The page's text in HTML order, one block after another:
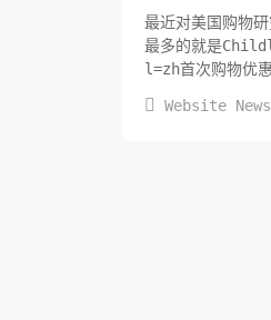
最近对美国购物
最多的就是
l=zh首次购物优
 Website News